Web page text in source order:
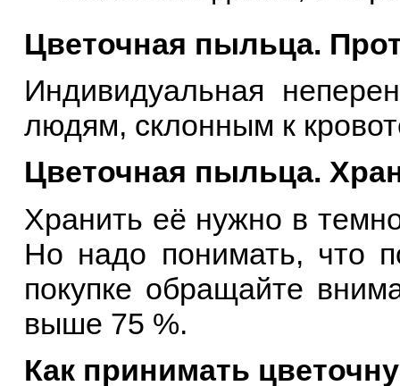
Цветочная пыльца.
Индивидуальная
людям, склонным к
Цветочная пыльца.
Хранить её нужно в
Но надо понимать, что
покупке обращайте
выше 75 %.
Как принимать